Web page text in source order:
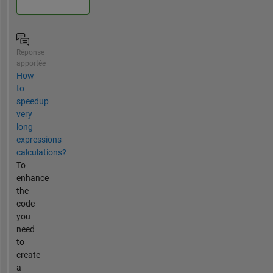
Réponse
apportée
How
to
speedup
very
long
expressions
calculations?
To
enhance
the
code
you
need
to
create
a